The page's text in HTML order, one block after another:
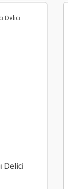
Delici